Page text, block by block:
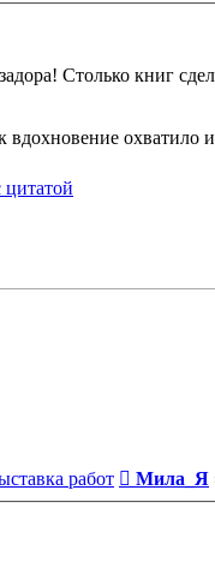
Столько книг
охватило
работ Мила_Я